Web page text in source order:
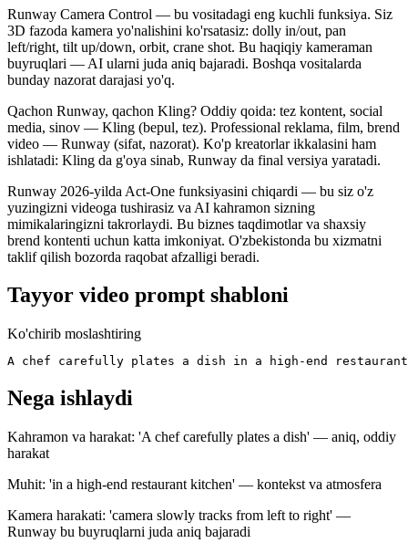
Runway Camera Control — bu vositadagi eng kuchli funksiya. Siz
3D fazoda kamera yo'nalishini ko'rsatasiz: dolly in/out, pan
left/right, tilt up/down, orbit, crane shot. Bu haqiqiy kameraman
buyruqlari — AI ularni juda aniq bajaradi. Boshqa vositalarda
bunday nazorat darajasi yo'q.
Qachon Runway, qachon Kling? Oddiy qoida: tez kontent, social
media, sinov — Kling (bepul, tez). Professional reklama, film, brend
video — Runway (sifat, nazorat). Ko'p kreatorlar ikkalasini ham
ishlatadi: Kling da g'oya sinab, Runway da final versiya yaratadi.
Runway 2026-yilda Act-One funksiyasini chiqardi — bu siz o'z
yuzingizni videoga tushirasiz va AI kahramon sizning
mimikalaringizni takrorlaydi. Bu biznes taqdimotlar va shaxsiy
brend kontenti uchun katta imkoniyat. O'zbekistonda bu xizmatni
taklif qilish bozorda raqobat afzalligi beradi.
Tayyor video prompt shabloni
Ko'chirib moslashtiring
A chef carefully plates a dish in a high-end
Nega ishlaydi
Kahramon va harakat: 'A chef carefully plates a dish' — aniq, oddiy
harakat
Muhit: 'in a high-end restaurant kitchen' — kontekst va atmosfera
Kamera harakati: 'camera slowly tracks from left to right' —
Runway bu buyruqlarni juda aniq bajaradi